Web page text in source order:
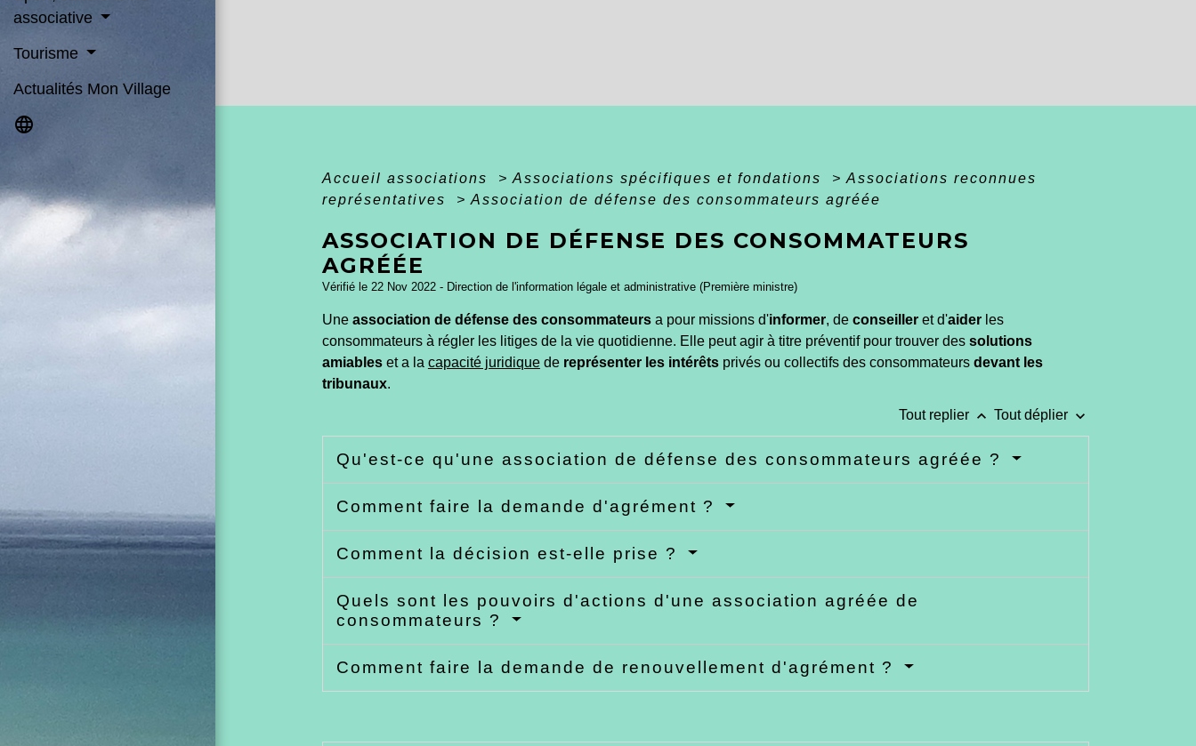
associative
Tourisme
Actualités Mon Village
language
Accueil associations > Associations spécifiques et fondations > Associations reconnues
représentatives
> Association de défense des consommateurs agréée
ASSOCIATION DE DÉFENSE DES CONSOMMATEURS
AGRÉÉE
Vérifié le 22 Nov 2022 - Direction de l'information légale et administrative (Première ministre)
Une association de défense des consommateursa pour missions d'informer, de conseilleret d'aiderles
consommateurs à régler les litiges de la vie quotidienne. Elle peut agir à titre préventif pour trouver des solutions
amiableset a la capacité juridiquede représenter les intérêtsprivés ou collectifs des consommateurs devant les
tribunaux.
Tout replier keyboard_arrow_up Tout déplier keyboard_arrow_down
Qu'est-ce qu'une association de défense des consommateurs agréée ?
Comment faire la demande d'agrément ?
Comment la décision est-elle prise ?
Quels sont les pouvoirs d'actions d'une association agréée de
consommateurs ?
Comment faire la demande de renouvellement d'agrément ?